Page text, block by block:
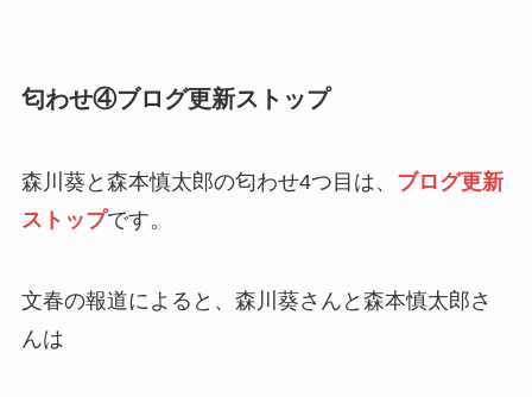
匂わせ④ブログ更新ストップ
森川葵と森本慎太郎の匂わせ4つ目は、 ブログ更新
ストップです。
文春の報道によると、森川葵さんと森本慎太郎さ
んは